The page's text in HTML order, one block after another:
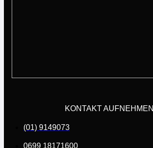
KONTAKT AUFNEHMEN
(01) 9149073
0699 18171600